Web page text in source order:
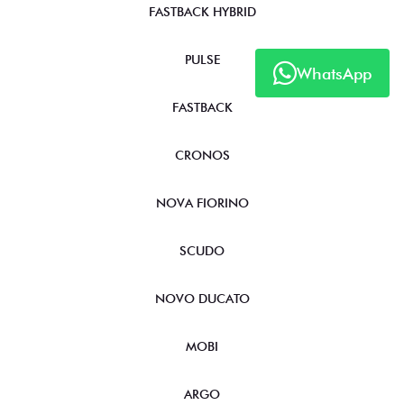
WhatsApp
FASTBACK HYBRID
PULSE
FASTBACK
CRONOS
NOVA FIORINO
SCUDO
NOVO DUCATO
MOBI
ARGO